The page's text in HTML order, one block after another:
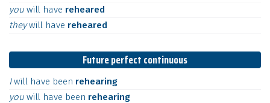
you will have reheared
theywill have reheared
Future perfect continuous
Iwill have been rehearing
you will have been rehearing